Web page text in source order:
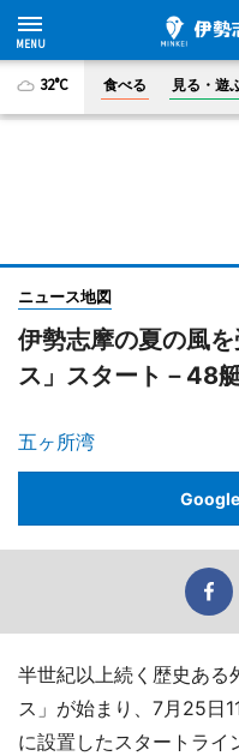
32°C 食べる 見る・遊
ニュース地図
伊勢志摩の夏の風
ス」スタート－48
五ヶ所湾
半世紀以上続く歴史ある
ス」が始まり、7月25日
に設置したスタートラ